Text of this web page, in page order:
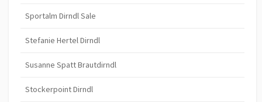
Sportalm Dirndl Sale
Stefanie Hertel Dirndl
Susanne Spatt Brautdirndl
Stockerpoint Dirndl